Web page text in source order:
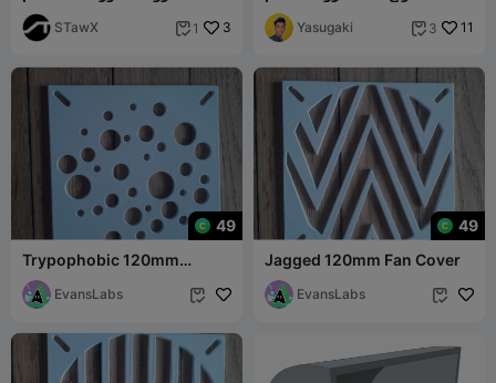
STawX  1 3
Manrose
Yasugaki  3 11
49
Trypophobic 120mm
Decorative Fan Cover
EvansLabs 
49
Jagged 120mm Fan Cover
EvansLabs 